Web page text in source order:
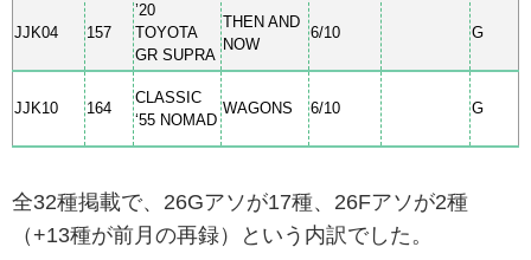
JJK04 157
’20
TOYOTA
GR SUPRA
THEN AND
NOW
6/10 G
JJK10 164
CLASSIC
‘55 NOMAD
WAGONS 6/10 G
全32種掲載で、26Gアソが17種、26Fアソが2種
（+13種が前月の再録）という内訳でした。